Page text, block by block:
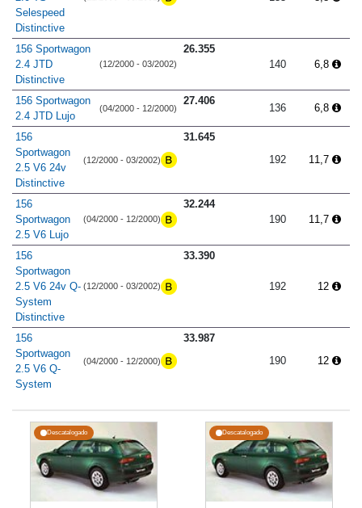
Selespeed
Distinctive
156 Sportwagon
2.4 JTD
Distinctive
(12/2000 - 03/2002)
26.355
140
6,8
156 Sportwagon
2.4 JTD Lujo
(04/2000 - 12/2000)
27.406
136 6,8
156
Sportwagon
2.5 V6 24v
Distinctive
(12/2000 - 03/2002)
31.645
192
11,7
156
Sportwagon
2.5 V6 Lujo
(04/2000 - 12/2000)
32.244
190
11,7
156
Sportwagon
2.5 V6 24v Q-
System
Distinctive
(12/2000 - 03/2002)
33.390
192 12
156
Sportwagon
2.5 V6 Q-
System
(04/2000 - 12/2000)
33.987
190
12
Descatalogado Descatalogado